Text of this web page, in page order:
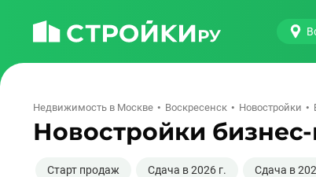
Недвижимость в Москве Воскресенск Новостройки
Новостройки
Старт продаж Сдача в 2026 г. Сдача в